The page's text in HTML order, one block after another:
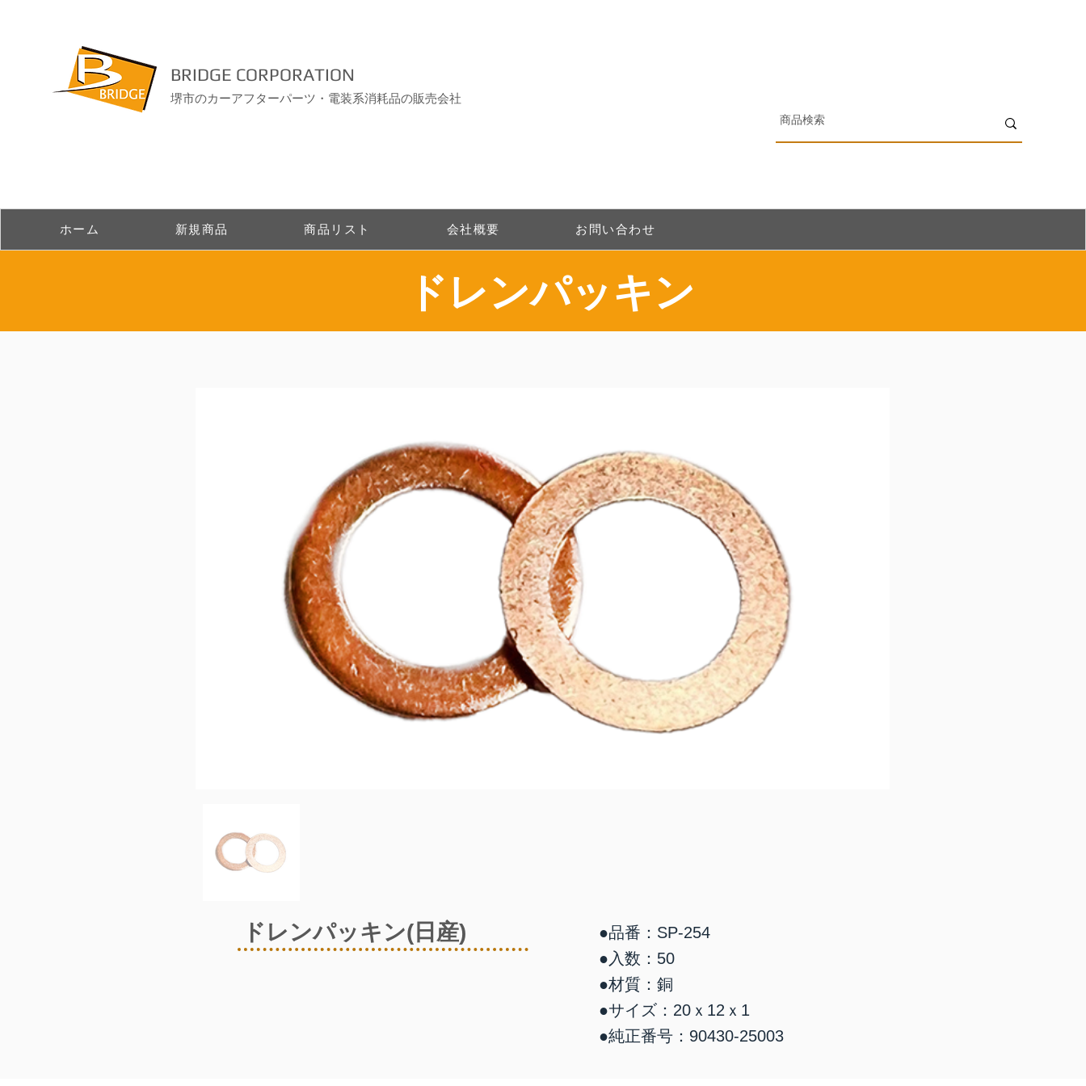
BRIDGE CORPORATION
堺市のカーアフターパーツ・電装系消耗品の販売会社
ホーム 新規商品 商品リスト 会社概要 お問い合わせ
ドレンパッキン
ドレンパッキン(日産)
●品番：SP-254
●入数：50
●材質：銅
●サイズ：20ｘ12ｘ1
●純正番号：90430-25003